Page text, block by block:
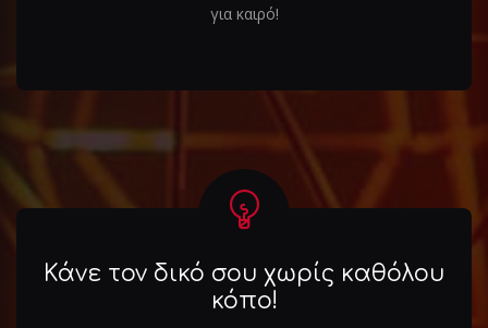
για καιρό!
Κάνε τον δικό σου χωρίς καθόλου
κόπο!